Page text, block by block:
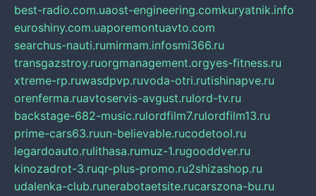
best-radio.com.uaost-engineering.comkuryatnik.info
euroshiny.com.uaporemontuavto.com
searchus-nauti.rumirmam.infosmi366.ru
transgazstroy.ruorgmanagement.orgyes-fitness.ru
xtreme-rp.ruwasdpvp.ruvoda-otri.rutishinapve.ru
orenferma.ruavtoservis-avgust.rulord-tv.ru
backstage-682-music.rulordfilm7.rulordfilm13.ru
prime-cars63.ruun-believable.rucodetool.ru
legardoauto.rulithasa.rumuz-1.rugooddver.ru
kinozadrot-3.ruqr-plus-promo.ru2shizashop.ru
udalenka-club.runerabotaetsite.rucarszona-bu.ru